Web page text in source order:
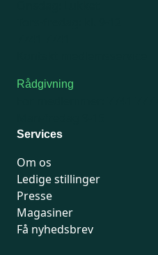
Rådgivning
Services
Om os
Ledige stillinger
Presse
Magasiner
Få nyhedsbrev